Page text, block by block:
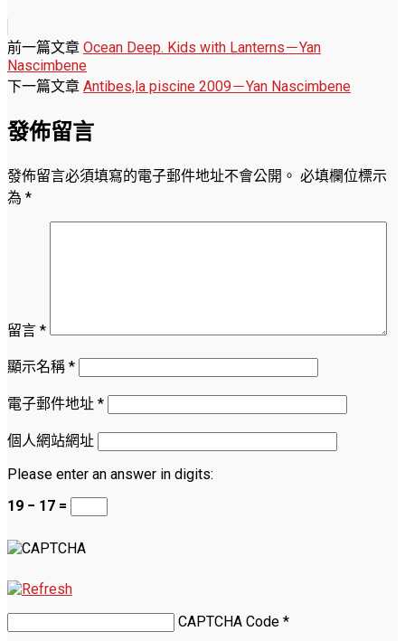
前一篇文章 Ocean Deep. Kids with Lanterns－Yan
Nascimbene
下一篇文章 Antibes,la piscine 2009－Yan Nascimbene
發佈留言
發佈留言必須填寫的電子郵件地址不會公開。 必填欄位標示
為 *
留言 *
顯示名稱 *
電子郵件地址 *
個人網站網址
Please enter an answer in digits:
19 − 17 =
CAPTCHA Code *